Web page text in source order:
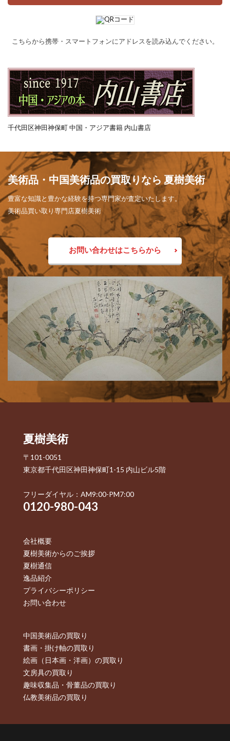
こちらから携帯・スマートフォンにアドレスを読み込んでください。
千代田区神田神保町 中国・アジア書籍 内山書店
美術品・中国美術品の買取りなら 夏樹美術
豊富な知識と豊かな経験を持つ専門家が査定いたします。
美術品買い取り専門店夏樹美術
お問い合わせはこちらから
夏樹美術
〒101-0051
東京都千代田区神田神保町1-15 内山ビル5階
フリーダイヤル：AM9:00-PM7:00
0120-980-043
会社概要
夏樹美術からのご挨拶
夏樹通信
逸品紹介
プライバシーポリシー
お問い合わせ
中国美術品の買取り
書画・掛け軸の買取り
絵画（日本画・洋画）の買取り
文房具の買取り
趣味収集品・骨董品の買取り
仏教美術品の買取り